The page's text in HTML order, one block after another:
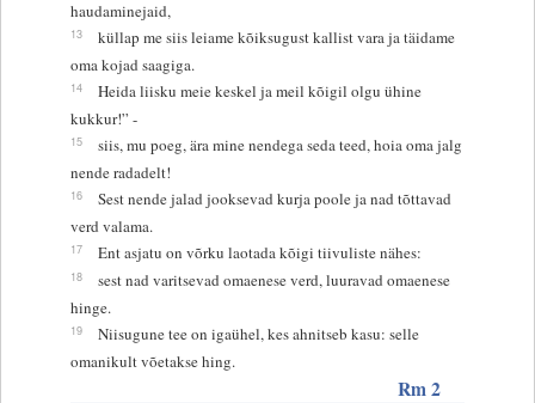
haudaminejaid,
13
küllap me siis leiame kõiksugust kallist vara ja täidame
oma kojad saagiga.
14
Heida liisku meie keskel ja meil kõigil olgu ühine
kukkur!” -
15
siis, mu poeg, ära mine nendega seda teed, hoia oma jalg
nende radadelt!
16
Sest nende jalad jooksevad kurja poole ja nad tõttavad
verd valama.
17 Ent asjatu on võrku laotada kõigi tiivuliste nähes:
18
sest nad varitsevad omaenese verd, luuravad omaenese
hinge.
19
Niisugune tee on igaühel, kes ahnitseb kasu: selle
omanikult võetakse hing.
Rm 2